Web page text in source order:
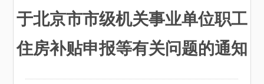
于北京市市级机关事业单位职工
住房补贴申报等有关问题的通知